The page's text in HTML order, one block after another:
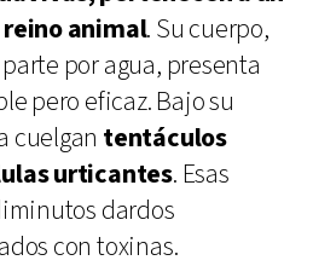
animal. Su cuerpo,
por agua, presenta
pero eficaz. Bajo su
cuelgan tentáculos
urticantes. Esas
dardos
con toxinas.